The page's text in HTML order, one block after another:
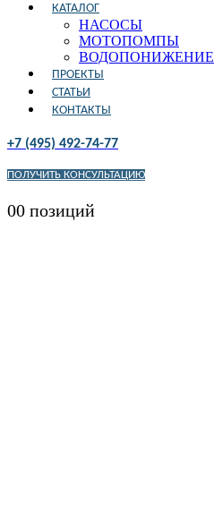
КАТАЛОГ
НАСОСЫ
МОТОПОМПЫ
ВОДОПОНИЖЕНИЕ
ПРОЕКТЫ
СТАТЬИ
КОНТАКТЫ
+7 (495) 492-74-77
ПОЛУЧИТЬ КОНСУЛЬТАЦИЮ
00 позиций